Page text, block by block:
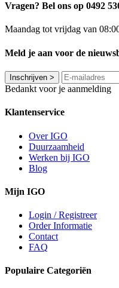
Vragen? Bel ons op 0492
Maandag tot vrijdag van
Meld je aan voor de
Inschrijven >
Bedankt voor je aanmelding
Klantenservice
Over IGO
Duurzaamheid
Werken bij IGO
Blog
Mijn IGO
Login / Registreer
Order Informatie
Contact
FAQ
Populaire Categoriën